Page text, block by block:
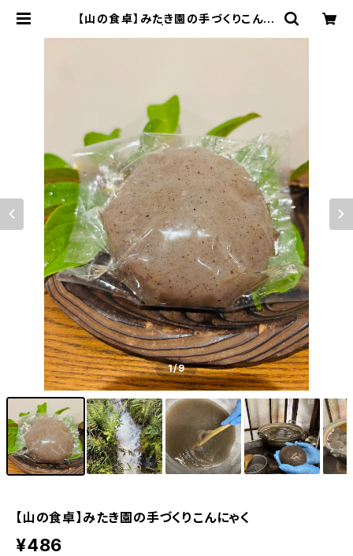
【山の食卓】みたき園の手づくりこんに
1/9
【山の食卓】みたき園の手づくりこんにゃく
¥486